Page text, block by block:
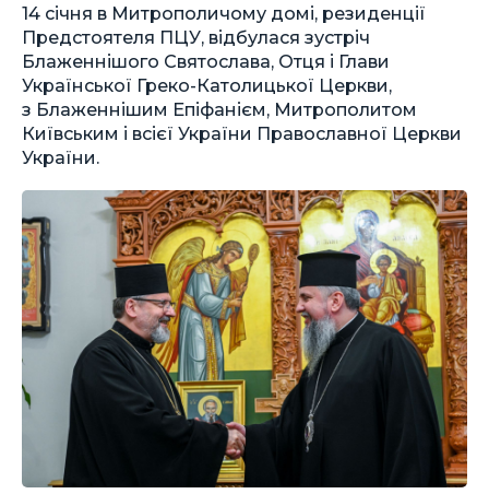
14 січня в Митрополичому домі, резиденції
Предстоятеля ПЦУ, відбулася зустріч
Блаженнішого Святослава, Отця і Глави
Української Греко-Католицької Церкви,
з Блаженнішим Епіфанієм, Митрополитом
Київським і всієї України Православної Церкви
України.